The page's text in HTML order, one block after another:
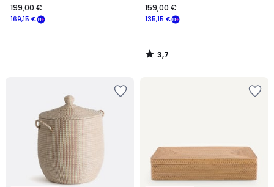
169,15 €
199,00 €
135,15 €
159,00 €
3,7
/